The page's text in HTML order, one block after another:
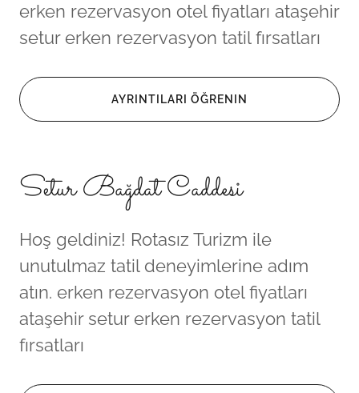
erken rezervasyon otel fiyatları ataşehir
setur erken rezervasyon tatil fırsatları
AYRINTILARI ÖĞRENIN
Setur Bağdat Caddesi
Hoş geldiniz! Rotasız Turizm ile
unutulmaz tatil deneyimlerine adım
atın. erken rezervasyon otel fiyatları
ataşehir setur erken rezervasyon tatil
fırsatları